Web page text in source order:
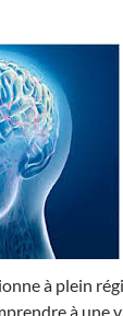
à plein
à une